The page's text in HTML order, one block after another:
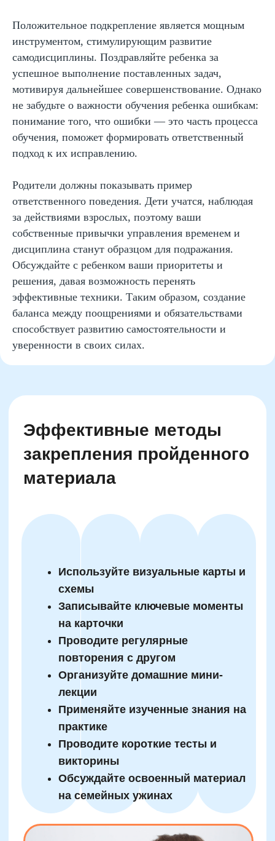
Положительное подкрепление является мощным
инструментом, стимулирующим развитие
самодисциплины. Поздравляйте ребенка за
успешное выполнение поставленных задач,
мотивируя дальнейшее совершенствование. Однако
не забудьте о важности обучения ребенка ошибкам:
понимание того, что ошибки — это часть процесса
обучения, поможет формировать ответственный
подход к их исправлению.
Родители должны показывать пример
ответственного поведения. Дети учатся, наблюдая
за действиями взрослых, поэтому ваши
собственные привычки управления временем и
дисциплина станут образцом для подражания.
Обсуждайте с ребенком ваши приоритеты и
решения, давая возможность перенять
эффективные техники. Таким образом, создание
баланса между поощрениями и обязательствами
способствует развитию самостоятельности и
уверенности в своих силах.
Варвара Шешикова
Руководитель курсов по чтению,
скорочтению и развитию читательских
навыков
Финалист конкурса «Учитель
года-2021»
Победитель конкурса "Фестиваль
Автор статьи:
Записаться на
пробный урок
Имя
Email
на рассылку рекламно-информационных
материалов
на кнопку, вы даете согласие на обработку и распространение